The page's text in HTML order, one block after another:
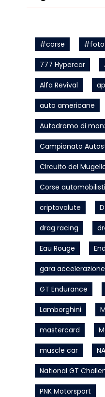
#corse
777 Hypercar
Alfa Revival
auto americane
Autodromo di
Campionato
CIrcuito del
Corse
criptovalute
drag racing
Eau Rouge
gara accelerazione
GT Endurance
Lamborghini
mastercard
muscle car
National GT
PNK Motorsport